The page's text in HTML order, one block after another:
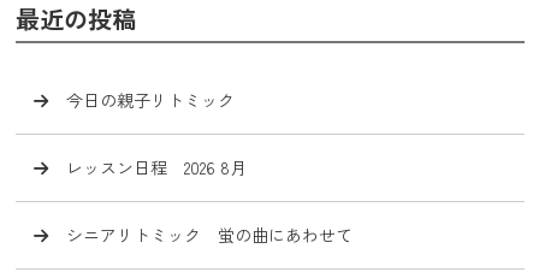
最近の投稿
今日の親子リトミック
レッスン日程 2026 8月
シニアリトミック 蛍の曲にあわせて